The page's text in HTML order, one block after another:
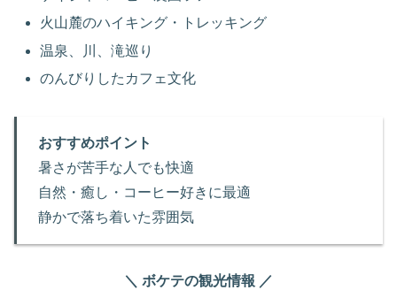
火山麓のハイキング・トレッキング
温泉、川、滝巡り
のんびりしたカフェ文化
おすすめポイント
暑さが苦手な人でも快適
自然・癒し・コーヒー好きに最適
静かで落ち着いた雰囲気
＼ ボケテの観光情報 ／